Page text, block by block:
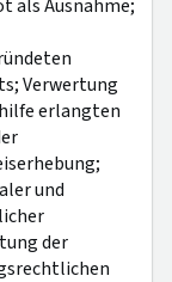
als Ausnahme;
Verwertung
erlangten
und
der